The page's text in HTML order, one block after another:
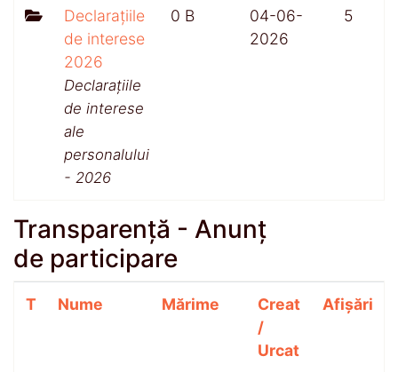
Declarațiile
de interese
2026
Declarațiile
de interese
ale
personalului
- 2026
0 B
04-06-
2026
5
Transparență - Anunț
de participare
T Nume Mărime
Creat
/
Urcat
Afișări